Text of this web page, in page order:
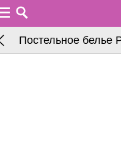
Постельное белье